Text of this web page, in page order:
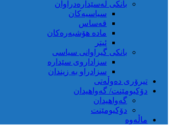
بانکی لەسێدارەدراوان
سیاسیەکان
قەساس
مادە هۆشبەرەکان
ئیتر
بانکی گیراوانی سیاسی
سزاداروی سێدارە
سزادراو بە زیندان
تیرۆری دەوڵەتی
دۆکیومێنت/ گەواهیدان
گەواهیدان
دۆکیومێنت
ماڵەوە